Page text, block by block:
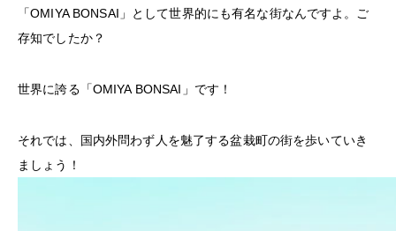
「OMIYA BONSAI」として世界的にも有名な街なんですよ。ご
存知でしたか？
世界に誇る「OMIYA BONSAI」です！
それでは、国内外問わず人を魅了する盆栽町の街を歩いていき
ましょう！